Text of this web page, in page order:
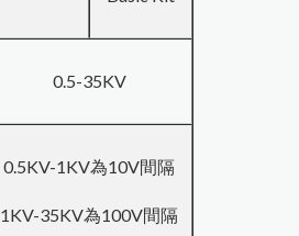
0.5-35KV
0.5KV-1KV為10V間隔
1KV-35KV為100V間隔